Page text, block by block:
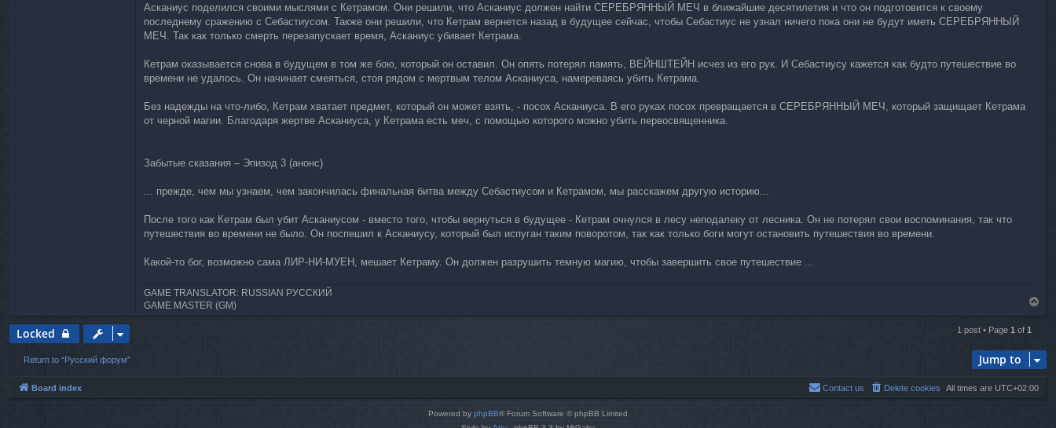
Асканиус поделился своими мыслями с Кетрамом. Они решили, что Асканиус должен найти СЕРЕБРЯННЫЙ МЕЧ в ближайшие десятилетия и что он подготовится к своему
последнему сражению с Себастиусом. Также они решили, что Кетрам вернется назад в будущее сейчас, чтобы Себастиус не узнал ничего пока они не будут иметь СЕРЕБРЯННЫЙ
МЕЧ. Так как только смерть перезапускает время, Асканиус убивает Кетрама.
Кетрам оказывается снова в будущем в том же бою, который он оставил. Он опять потерял память, ВЕЙНШТЕЙН исчез из его рук. И Себастиусу кажется как будто путешествие во
времени не удалось. Он начинает смеяться, стоя рядом с мертвым телом Асканиуса, намереваясь убить Кетрама.
Без надежды на что-либо, Кетрам хватает предмет, который он может взять, - посох Асканиуса. В его руках посох превращается в СЕРЕБРЯННЫЙ МЕЧ, который защищает Кетрама
от черной магии. Благодаря жертве Асканиуса, у Кетрама есть меч, с помощью которого можно убить первосвященника.
Забытые сказания – Эпизод 3 (анонс)
... прежде, чем мы узнаем, чем закончилась финальная битва между Себастиусом и Кетрамом, мы расскажем другую историю...
После того как Кетрам был убит Асканиусом - вместо того, чтобы вернуться в будущее - Кетрам очнулся в лесу неподалеку от лесника. Он не потерял свои воспоминания, так что
путешествия во времени не было. Он поспешил к Асканиусу, который был испуган таким поворотом, так как только боги могут остановить путешествия во времени.
Какой-то бог, возможно сама ЛИР-НИ-МУЕН, мешает Кетраму. Он должен разрушить темную магию, чтобы завершить свое путешествие ...
GAME TRANSLATOR: RUSSIAN РУССКИЙ
GAME MASTER (GM)
o
Locked 1 post • Page 1 of 1
Return to “Русский форум” Jump to
Board index All times are UTC+02:00
Delete cookies
Contact us
Powered by phpBB® Forum Software © phpBB Limited